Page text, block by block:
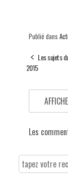
Publié dans
Les sujets
2015
Les